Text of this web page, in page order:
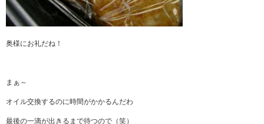
奥様にお礼だね！
まぁ～
オイル交換するのに時間がかかるんだわ
最後の一滴が出きるまで待つので（笑）